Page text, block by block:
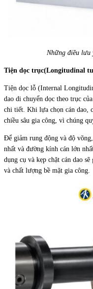
Những điều lưu
Tiện dọc trục(Longitudinal
Tiện dọc lỗ (Internal
dao di chuyển dọc theo trục
chi tiết. Khi lựa chọn cán dao,
chiều sâu gia công, vì chúng
Để giảm rung động và độ
nhất và đường kính cán lớn
dụng cụ và kẹp chặt cán dao
và chất lượng bề mặt gia công.